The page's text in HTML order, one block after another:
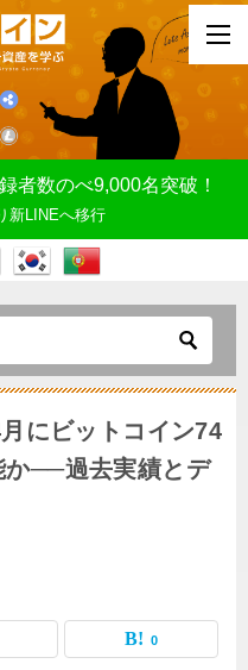
者数のべ9,000名突破！
新LINEへ移行
にビットコイン74
か──過去実績とデ
0